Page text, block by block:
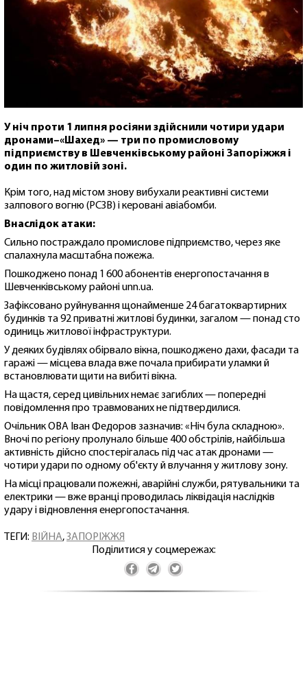
У ніч проти 1 липня росіяни здійснили чотири удари
дронами–«Шахед» — три по промисловому
підприємству в Шевченківському районі Запоріжжя і
один по житловій зоні.
Крім того, над містом знову вибухали реактивні системи
залпового вогню (РСЗВ) і керовані авіабомби.
Внаслідок атаки:
Сильно постраждало промислове підприємство, через яке
спалахнула масштабна пожежа.
Пошкоджено понад 1 600 абонентів енергопостачання в
Шевченківському районі unn.ua.
Зафіксовано руйнування щонайменше 24 багатоквартирних
будинків та 92 приватні житлові будинки, загалом — понад сто
одиниць житлової інфраструктури.
У деяких будівлях обірвало вікна, пошкоджено дахи, фасади та
гаражі — місцева влада вже почала прибирати уламки й
встановлювати щити на вибиті вікна.
На щастя, серед цивільних немає загиблих — попередні
повідомлення про травмованих не підтвердилися.
Очільник ОВА Іван Федоров зазначив: «Ніч була складною».
Вночі по регіону пролунало більше 400 обстрілів, найбільша
активність дійсно спостерігалась під час атак дронами —
чотири удари по одному об'єкту й влучання у житлову зону.
На місці працювали пожежні, аварійні служби, рятувальники та
електрики — вже вранці проводилась ліквідація наслідків
удару і відновлення енергопостачання.
ТЕГИ: ВІЙНА,ЗАПОРІЖЖЯ
Поділитися у соцмережах: